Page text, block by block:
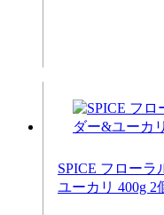
SPICE フロー
ユーカリ 400g 2